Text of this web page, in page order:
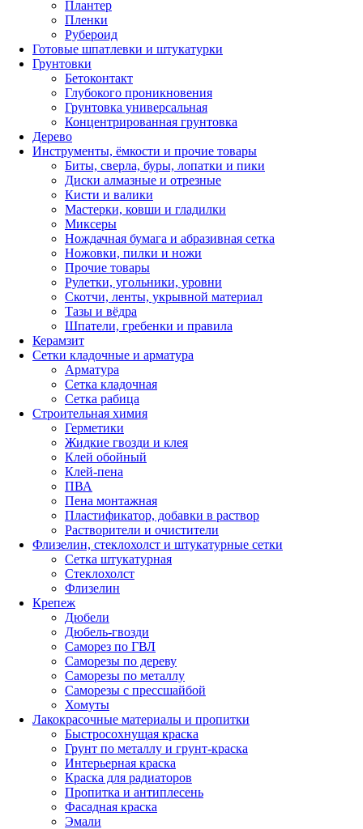
Плантер
Пленки
Рубероид
Готовые шпатлевки и штукатурки
Грунтовки
Бетоконтакт
Глубокого проникновения
Грунтовка универсальная
Концентрированная грунтовка
Дерево
Инструменты, ёмкости и прочие товары
Биты, сверла, буры, лопатки и пики
Диски алмазные и отрезные
Кисти и валики
Мастерки, ковши и гладилки
Миксеры
Нождачная бумага и абразивная сетка
Ножовки, пилки и ножи
Прочие товары
Рулетки, угольники, уровни
Скотчи, ленты, укрывной материал
Тазы и вёдра
Шпатели, гребенки и правила
Керамзит
Сетки кладочные и арматура
Арматура
Сетка кладочная
Сетка рабица
Строительная химия
Герметики
Жидкие гвозди и клея
Клей обойный
Клей-пена
ПВА
Пена монтажная
Пластификатор, добавки в раствор
Растворители и очистители
Флизелин, стеклохолст и штукатурные сетки
Сетка штукатурная
Стеклохолст
Флизелин
Крепеж
Дюбели
Дюбель-гвозди
Саморез по ГВЛ
Саморезы по дереву
Саморезы по металлу
Саморезы с прессшайбой
Хомуты
Лакокрасочные материалы и пропитки
Быстросохнущая краска
Грунт по металлу и грунт-краска
Интерьерная краска
Краска для радиаторов
Пропитка и антиплесень
Фасадная краска
Эмали